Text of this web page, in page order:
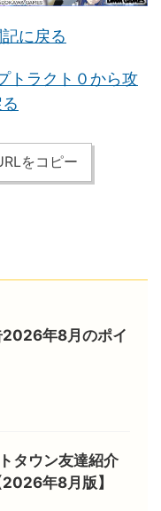
に戻る
トラクト０から攻
をコピー
2026年8月のポイ
タウン友達紹介
年8月版】